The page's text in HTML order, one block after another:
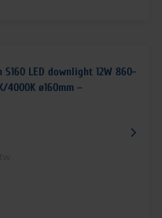
LED downlight 12W 860-
4000K ø160mm –